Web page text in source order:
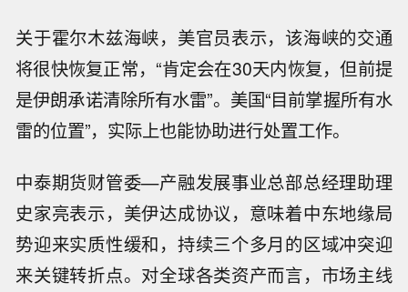
关于霍尔木兹海峡，美官员表示，该海峡的交通
将很快恢复正常，“肯定会在30天内恢复，但前提
是伊朗承诺清除所有水雷”。美国“目前掌握所有水
雷的位置”，实际上也能协助进行处置工作。
中泰期货财管委—产融发展事业总部总经理助理
史家亮表示，美伊达成协议，意味着中东地缘局
势迎来实质性缓和，持续三个多月的区域冲突迎
来关键转折点。对全球各类资产而言，市场主线